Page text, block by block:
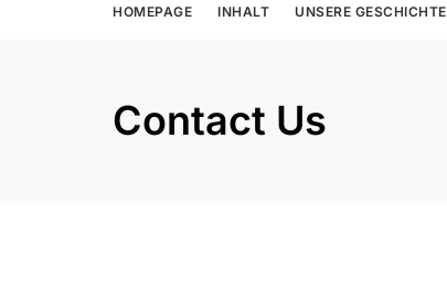
HOMEPAGE INHALT UNSERE GESCHICHTE
Contact Us